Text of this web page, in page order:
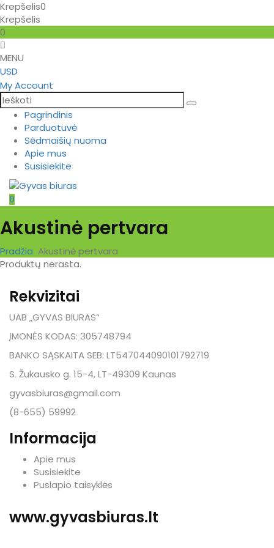
Krepšelis0
Krepšelis
0
MENU
USD
My Account
Pagrindinis
Parduotuvė
Sėdmaišių nuoma
Apie mus
Susisiekite
0
Akustinė pertvara
Pradžia Akustinė pertvara
Produktų nerasta.
Rekvizitai
UAB „GYVAS BIURAS“
ĮMONĖS KODAS: 305748794
BANKO SĄSKAITA SEB: LT547044090101792719
S. Žukausko g. 15-4, LT-49309 Kaunas
gyvasbiuras@gmail.com
(8-655) 59992
Informacija
Apie mus
Susisiekite
Puslapio taisyklės
www.gyvasbiuras.lt